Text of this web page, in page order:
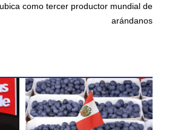
como tercer productor mundial de
arándanos